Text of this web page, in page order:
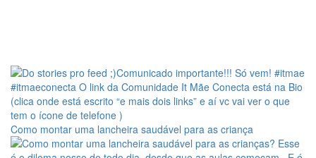
Como montar uma lancheira saudável para as criança